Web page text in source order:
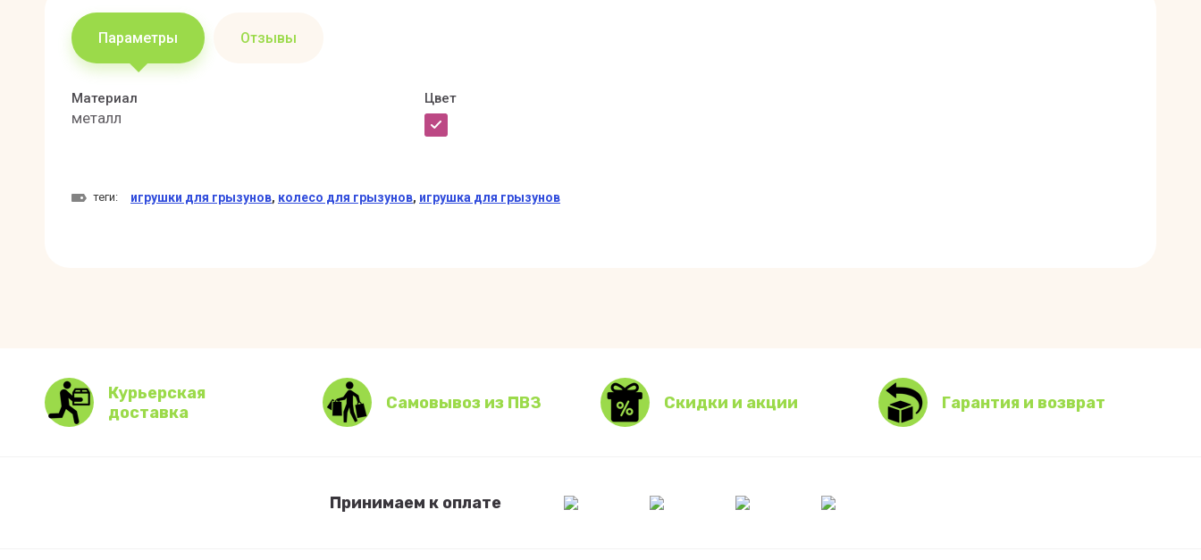
Параметры Отзывы
Материал
металл
Цвет
теги: игрушки для грызунов, колесо для грызунов, игрушка для грызунов
Курьерская
доставка
Самовывоз из ПВЗ Скидки и акции Гарантия и возврат
Принимаем к оплате